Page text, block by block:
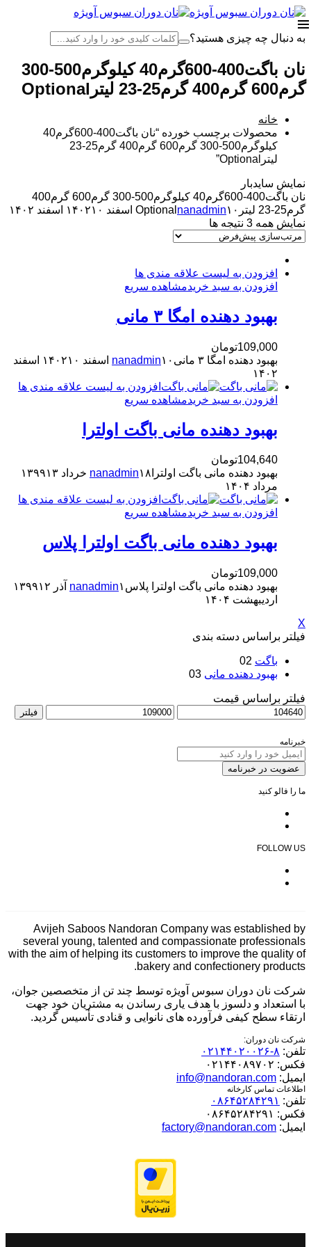
به دنبال چه چیزی هستید؟
نان باگت400-600گرم40 کیلوگرم500-300
گرم600 گرم400 گرم25-23 لیترOptional
خانه
محصولات برچسب خورده “نان باگت400-600گرم40
کیلوگرم500-300 گرم600 گرم400 گرم25-23
لیترOptional”
نمایش سایدبار
نان باگت400-600گرم40 کیلوگرم500-300 گرم600 گرم400
گرم25-23 لیترOptional
nanadmin۱۰ اسفند ۱۴۰۲
۱۰ اسفند ۱۴۰۲
نمایش همه 3 نتیجه ها
افزودن به لیست علاقه مندی ها
افزودن به سبد خریدمشاهده سریع
بهبود دهنده امگا ۳ مانی
109,000تومان
بهبود دهنده امگا ۳ مانی
nanadmin۱۰ اسفند ۱۴۰۲
۱۰ اسفند
۱۴۰۲
افزودن به لیست علاقه مندی ها
افزودن به سبد خریدمشاهده سریع
بهبود دهنده مانی باگت اولترا
104,640تومان
بهبود دهنده مانی باگت اولترا
nanadmin۱۸ خرداد ۱۳۹۹
۱۳
مرداد ۱۴۰۴
افزودن به لیست علاقه مندی ها
افزودن به سبد خریدمشاهده سریع
بهبود دهنده مانی باگت اولترا پلاس
109,000تومان
بهبود دهنده مانی باگت اولترا پلاس
nanadmin۱ آذر ۱۳۹۹
۱۲
اردیبهشت ۱۴۰۴
X
فیلتر براساس دسته بندی
باگت 02
بهبود دهنده‌ مانی 03
فیلتر براساس قیمت
فیلتر
خبرنامه
عضویت در خبرنامه
ما را فالو کنید
FOLLOW US
Avijeh Saboos Nandoran Company was established by
several young, talented and compassionate professionals
with the aim of helping its customers to improve the quality of
bakery and confectionery products.
شرکت نان دوران سبوس آویژه توسط چند تن از متخصصین جوان،
با استعداد و دلسوز با هدف یاری رساندن به مشتریان خود جهت
ارتقاء سطح کیفی فرآورده های نانوایی و قنادی تأسیس گردید.
شرکت نان دوران:
تلفن: ۸-۰۲۱۴۴۰۲۰۰۲۶
فکس: ۰۲۱۴۴۰۸۹۷۰۲
ایمیل: info@nandoran.com
اطلاعات تماس کارخانه
تلفن: ۰۸۶۴۵۲۸۴۲۹۱
فکس: ۰۸۶۴۵۲۸۴۲۹۱
ایمیل: factory@nandoran.com